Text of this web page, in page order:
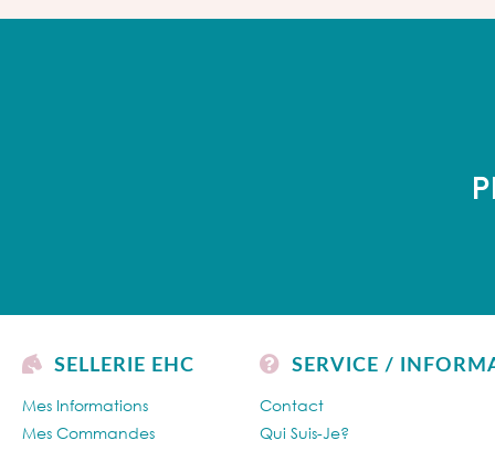
SELLERIE EHC
Mes Informations
Mes Commandes
SERVICE /
Contact
Qui Suis-Je?